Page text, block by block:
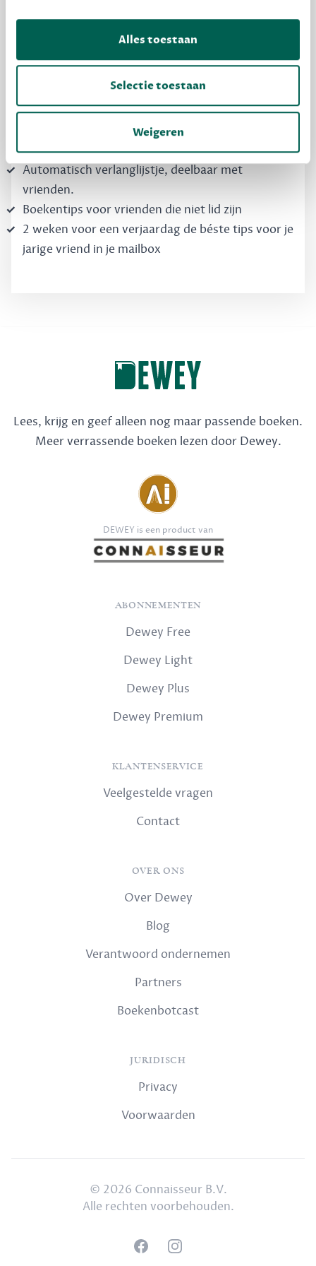
Alles toestaan
Selectie toestaan
Weigeren
vrienden. Krijg én geef betere cadeaus.
Schrijf nu gratis in
Boekentips, speciaal voor jouw smaak, die je
direct kunt kopen
Automatisch verlanglijstje, deelbaar met
vrienden.
Boekentips voor vrienden die niet lid zijn
2 weken voor een verjaardag de béste tips voor je
jarige vriend in je mailbox
Lees, krijg en geef alleen nog maar passende boeken.
Meer verrassende boeken lezen door Dewey.
DEWEY is een product van
ABONNEMENTEN
Dewey Free
Dewey Light
Dewey Plus
Dewey Premium
KLANTENSERVICE
Veelgestelde vragen
Contact
OVER ONS
Over Dewey
Blog
Verantwoord ondernemen
Partners
Boekenbotcast
JURIDISCH
Privacy
Voorwaarden
© 2026 Connaisseur B.V.
Alle rechten voorbehouden.
FacebookInstagram